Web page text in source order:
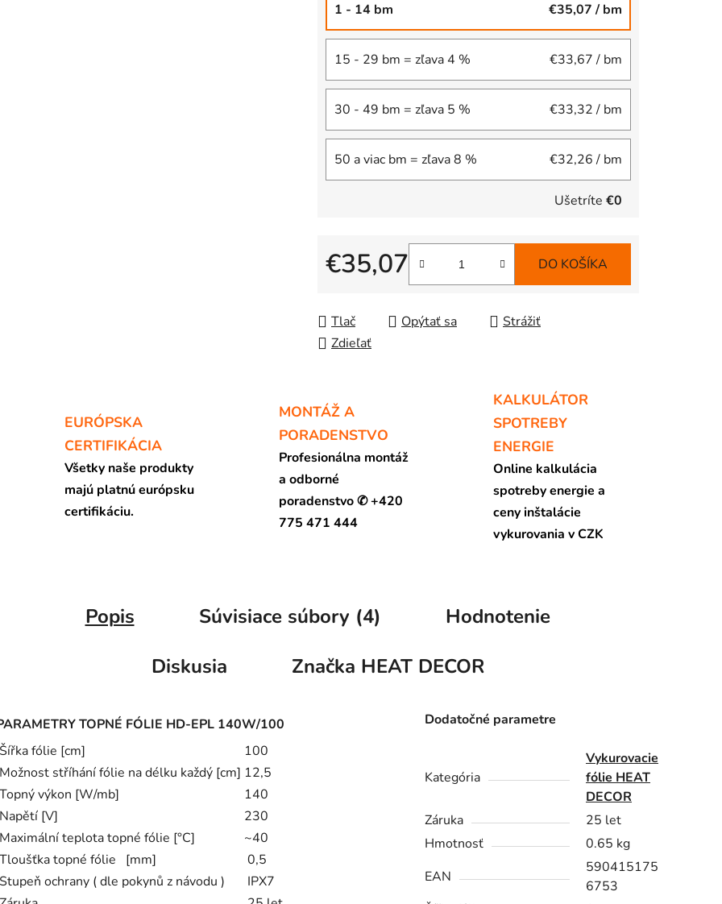
1 - 14 bm €35,07 / bm
15 - 29 bm = zľava 4 % €33,67 / bm
30 - 49 bm = zľava 5 % €33,32 / bm
50 a viac bm = zľava 8 % €32,26 / bm
Ušetríte €0
€35,07
Jednotková cena:
DO KOŠÍKA
Tlač Opýtať sa
Strážiť
Zdieľať
EURÓPSKA
CERTIFIKÁCIA
Všetky naše produkty
majú platnú európsku
certifikáciu.
MONTÁŽ A
PORADENSTVO
Profesionálna montáž
a odborné
poradenstvo ✆ +420
775 471 444
KALKULÁTOR
SPOTREBY
ENERGIE
Online kalkulácia
spotreby energie a
ceny inštalácie
vykurovania v CZK
Popis Súvisiace súbory (4)
Hodnotenie
Diskusia
Značka HEAT DECOR
TOPNÉ FÓLIE HD-EPL 140W/100
Šířka fólie [cm]
100
Možnost stříhání fólie na délku každý [cm] 12,5
Topný výkon [W/mb]
140
Napětí [V]
230
Maximální teplota topné fólie [°C]
~40
Tloušťka topné fólie [mm]
0,5
Stupeň ochrany ( dle pokynů z návodu )
IPX7
Dodatočné parametre
Kategória
Vykurovacie
fólie HEAT
DECOR
Záruka
25 let
Hmotnosť
0.65 kg
EAN
590415175
6753